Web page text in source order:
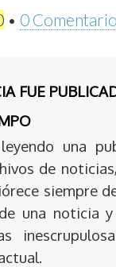
• 0
FUE
una
de
siempre
una noticia